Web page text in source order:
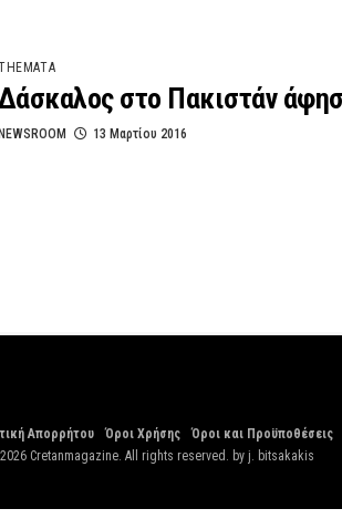
στο Πακιστάν
13 Μαρτίου 2016
Απορρήτου Όροι Χρήσης
Όροι και Προϋποθέσεις
Cretanmagazine. All rights reserved. by j. bitsakakis